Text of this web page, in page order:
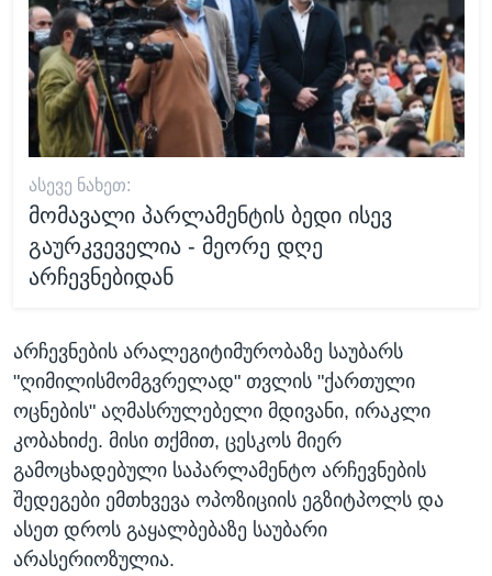
ᲐᲡᲔᲕᲔ ᲜᲐᲮᲔᲗ:
მომავალი პარლამენტის ბედი ისევ
გაურკვეველია - მეორე დღე
არჩევნებიდან
არჩევნების არალეგიტიმურობაზე საუბარს
"ღიმილისმომგვრელად" თვლის "ქართული
ოცნების" აღმასრულებელი მდივანი, ირაკლი
კობახიძე. მისი თქმით, ცესკოს მიერ
გამოცხადებული საპარლამენტო არჩევნების
შედეგები ემთხვევა ოპოზიციის ეგზიტპოლს და
ასეთ დროს გაყალბებაზე საუბარი
არასერიოზულია.